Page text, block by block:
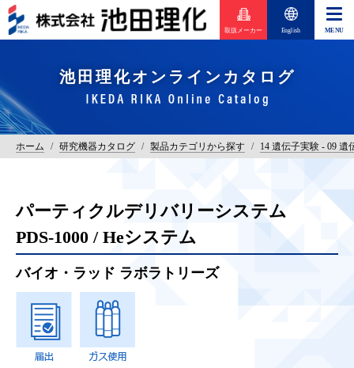
取扱メーカー English
池田理化オンラインカタログ
ホーム / 研究機器カタログ / 製品カテゴリから探す / 14 遺伝子実験 - 09 遺
パーティクルデリバリーシステム
PDS-1000 / Heシステム
バイオ・ラッド ラボラトリーズ